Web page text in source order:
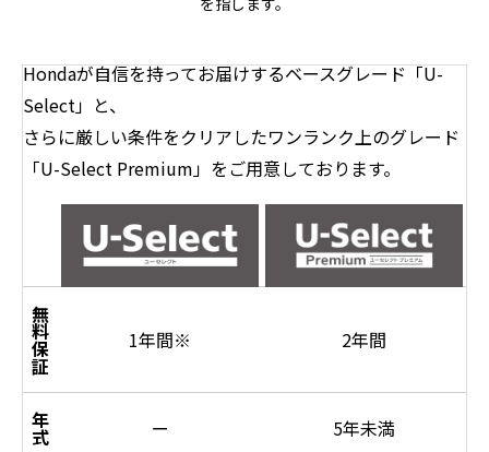
Hondaが自信を持ってお届けするベースグレード「U-
Select」と、
さらに厳しい条件をクリアしたワンランク上のグレード
「U-Select Premium」をご用意しております。
無
料
保
証
1年間※ 2年間
年
式 ー 5年未満